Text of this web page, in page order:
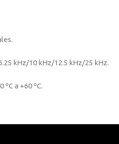
kHz/10 kHz/12.5 kHz/25 kHz.
a +60 ºC.